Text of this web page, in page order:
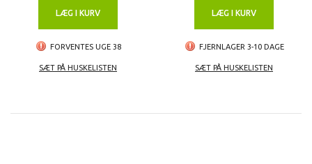
LÆG I KURV
FORVENTES UGE 38
SÆT PÅ HUSKELISTEN
LÆG I KURV
FJERNLAGER 3-10 DAGE
SÆT PÅ HUSKELISTEN